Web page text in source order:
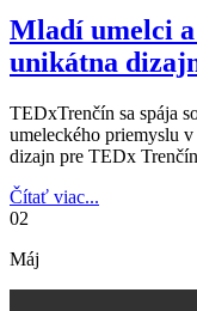
Mladí umelci
unikátna
TEDxTrenčín sa spája
umeleckého priemyslu
dizajn pre TEDx
Čítať viac...
02
Máj